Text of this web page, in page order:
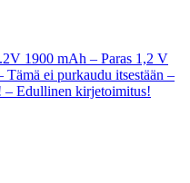
1900 mAh – Paras 1,2 V
ei purkaudu itsestään –
– Edullinen kirjetoimitus!